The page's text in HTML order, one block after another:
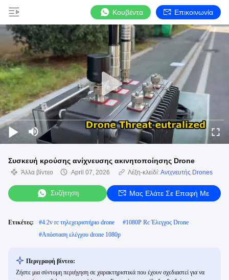
Κουβέντα Επικοινωνία
Συσκευή κρούσης ανίχνευσης ακινητοποίησης Drone
Άλλα βίντεο April 07, 2026 Λέξη-κλειδί:Ανιχνευτής Drones
Συζήτηση Μας Ελάτε Σε Επαφή Με
Ετικέτες: #4.2v rc τηλεχειριστήριο drone #1080P Rc Έλεγχος Drone
#Απόσταση ελέγχου drone 1080p
Περιγραφή βίντεο:
Ζήστε μια σύντομη περιήγηση σε χαρακτηριστικά που έχουν σχεδιαστεί για να